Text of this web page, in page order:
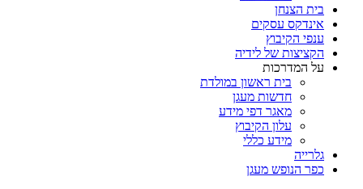
בית הצנחן
אינדקס עסקים
ענפי הקיבוץ
הקציצות של לידיה
על המדרכות
בית ראשון במולדת
חדשות מעגן
מאגר דפי מידע
עלון הקיבוץ
מידע כללי
גלרייה
כפר הנופש מעגן